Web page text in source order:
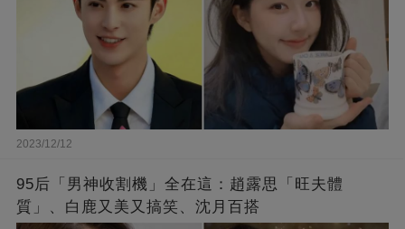
2023/12/12
95后「男神收割機」全在這：趙露思「旺夫體
質」、白鹿又美又搞笑、沈月百搭